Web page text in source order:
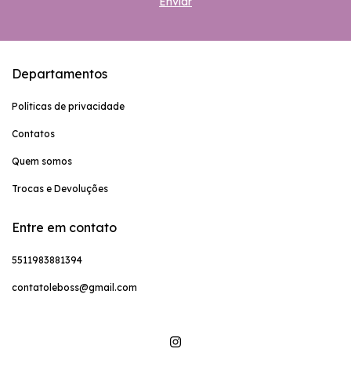
Departamentos
Políticas de privacidade
Contatos
Quem somos
Trocas e Devoluções
Entre em contato
5511983881394
contatoleboss@gmail.com